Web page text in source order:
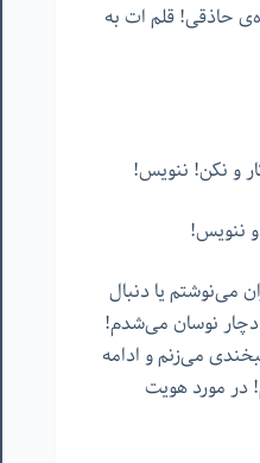
حاذقی! قلم ات به
و نکن! ننویس!
ننویس!
می‌نوشتم یا دنبال
دچار نوسان می‌شدم!
می‌زنم و ادامه
در مورد هویت